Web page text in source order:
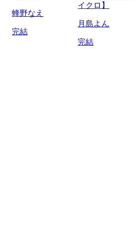
蜂野なえ
完結
イクロ】
月島よん
完結